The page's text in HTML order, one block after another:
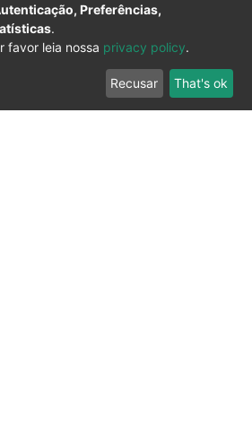
Preferências,
.
favor leia nossa privacy policy.
Recusar That's ok